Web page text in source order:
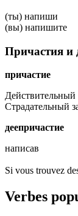
(ты) напиши
(вы) напишите
Причастия и
причастие
Действительный
Страдательный
деепричастие
написав
Si vous trouvez
Verbes